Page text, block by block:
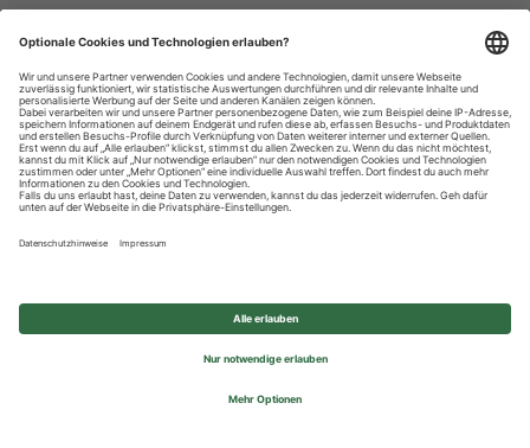
Datenschutzhinweise
Impressum
Privatsphäre-Einstellungen
© 2026 REWE Group - All rights reserved